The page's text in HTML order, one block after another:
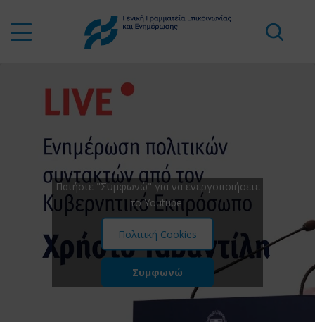
Πατήστε "Συμφωνώ" για να ενεργοποιήσετε
το Youtube
Πολιτική Cookies
Συμφωνώ